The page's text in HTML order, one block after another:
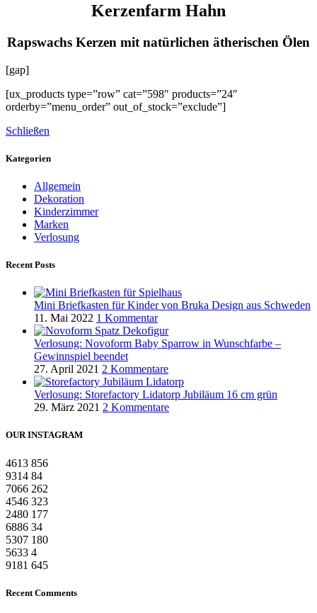
Kerzenfarm Hahn
Rapswachs Kerzen mit natürlichen ätherischen Ölen
[gap]
[ux_products type=”row” cat=”598″ products=”24″
orderby=”menu_order” out_of_stock=”exclude”]
Schließen
Kategorien
Allgemein
Dekoration
Kinderzimmer
Marken
Verlosung
Recent Posts
Mini Briefkasten für Kinder von Bruka Design aus Schweden
11. Mai 2022 1 Kommentar
Verlosung: Novoform Baby Sparrow in Wunschfarbe –
Gewinnspiel beendet
27. April 2021 2 Kommentare
Verlosung: Storefactory Lidatorp Jubiläum 16 cm grün
29. März 2021 2 Kommentare
OUR INSTAGRAM
4613 856
9314 84
7066 262
4546 323
2480 177
6886 34
5307 180
5633 4
9181 645
Recent Comments